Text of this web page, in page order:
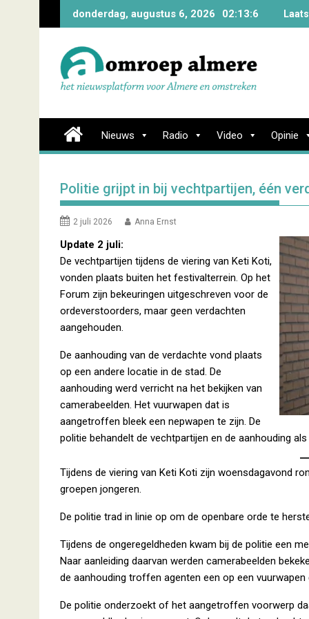
donderdag, augustus 6, 2026 02:13:7
Nieuws Radio Video Opinie
Politie grijpt in bij vechtpartijen, één
2 juli 2026 Anna Ernst
Update 2 juli:
De vechtpartijen tijdens de viering van Keti Koti,
vonden plaats buiten het festivalterrein. Op het
Forum zijn bekeuringen uitgeschreven voor de
ordeverstoorders, maar geen verdachten
aangehouden.
De aanhouding van de verdachte vond plaats
op een andere locatie in de stad. De
aanhouding werd verricht na het bekijken van
camerabeelden. Het vuurwapen dat is
aangetroffen bleek een nepwapen te zijn. De
politie behandelt de vechtpartijen en de aanhouding
Tijdens de viering van Keti Koti zijn woensdagavond
groepen jongeren.
De politie trad in linie op om de openbare orde te
Tijdens de ongeregeldheden kwam bij de politie een
Naar aanleiding daarvan werden camerabeelden
de aanhouding troffen agenten een op een vuurwapen
De politie onderzoekt of het aangetroffen voorwerp